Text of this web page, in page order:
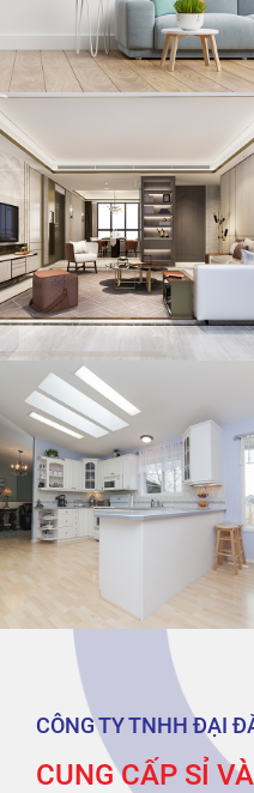
CÔNG TY TNHH ĐẠI
CUNG CẤP SỈ